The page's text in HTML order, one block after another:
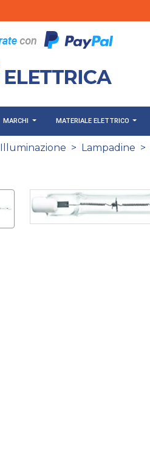
MARCHI MATERIALE ELETTRICO
Illuminazione > Lampadine >